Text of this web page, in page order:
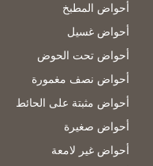
أحواض المطبخ
أحواض غسيل
أحواض تحت الحوض
أحواض نصف مغمورة
أحواض مثبتة على الحائط
أحواض صغيرة
أحواض غير لامعة